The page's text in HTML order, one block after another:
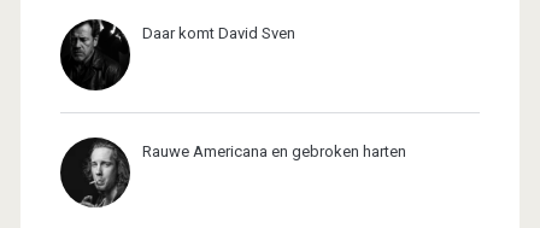
Daar komt David Sven
Rauwe Americana en gebroken harten